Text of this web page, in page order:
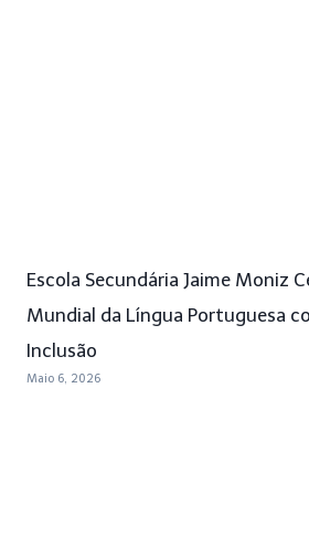
Escola Secundária Jaime Moniz
Mundial da Língua Portuguesa
Inclusão
Maio 6, 2026